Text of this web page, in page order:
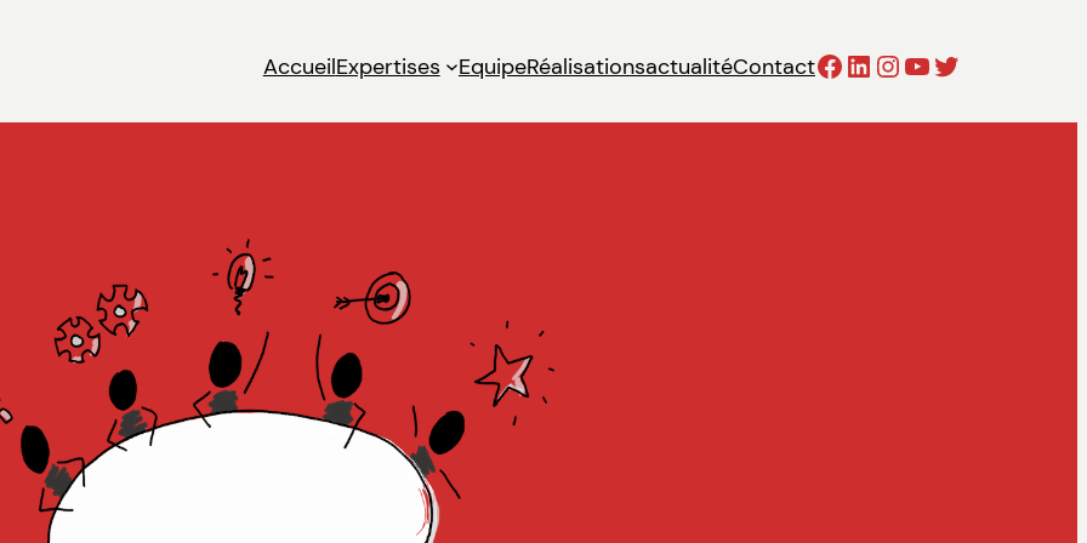
AccueilExpertises EquipeRéalisationsactualitéContactFacebook
LinkedIn
Instagram
YouTube
Twitter